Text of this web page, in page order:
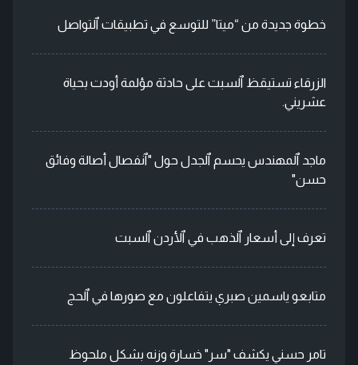
خطوة جديدة من “ميتا” للتوسع في تطبيقات ٱلتواصل
الزرقاء تستيقظ ٱلسبت على حادثة مؤلمة أودت بحياة
عشريني.
ماجد ٱلمهندس يحسم ٱلجدل حول "ٱنفصال أصالة وفائق
حسن"
تعرف إلى أسعار ٱلذهب في ٱلأردن ٱلسبت
متابعو ياسمين صبري يتفاعلون مع صورها في ٱلحج
تامر حسني يكشف "سر" خسارة وزنه بشكل ملحوظ